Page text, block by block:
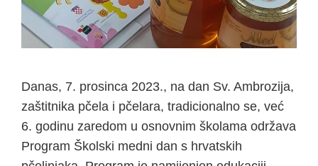
Danas, 7. prosinca 2023., na dan Sv. Ambrozija,
zaštitnika pčela i pčelara, tradicionalno se, već
6. godinu zaredom u osnovnim školama održava
Program Školski medni dan s hrvatskih